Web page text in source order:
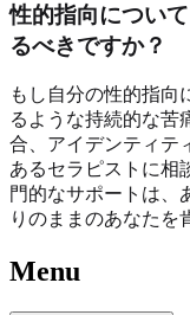
性的指向につい
るべきですか？
もし自分の性的指向
るような持続的な苦
合、アイデンティテ
あるセラピストに相
門的なサポートは、
りのままのあなたを
Menu